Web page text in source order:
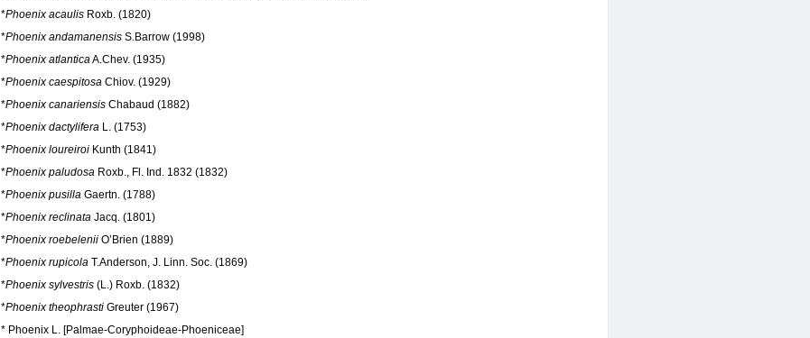
*Phoenix acaulis Roxb. (1820)
*Phoenix andamanensis S.Barrow (1998)
*Phoenix atlanticaA.Chev. (1935)
*Phoenix caespitosa Chiov. (1929)
*Phoenix canariensis Chabaud (1882)
*Phoenix dactylifera L. (1753)
*Phoenix loureiroi Kunth (1841)
*Phoenix paludosa Roxb., Fl. Ind. 1832 (1832)
*Phoenix pusilla Gaertn. (1788)
*Phoenix reclinata Jacq. (1801)
*Phoenix roebelenii O’Brien (1889)
*Phoenix rupicola T.Anderson, J. Linn. Soc. (1869)
*Phoenix sylvestris (L.) Roxb. (1832)
*Phoenix theophrasti Greuter (1967)
* Phoenix L. [Palmae-Coryphoideae-Phoeniceae]